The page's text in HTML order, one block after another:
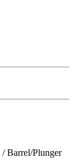
/Barrel/Plunger